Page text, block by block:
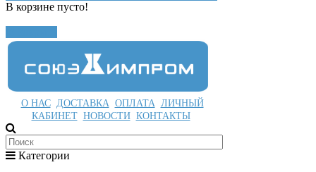
В корзине пусто!
О НАС ДОСТАВКА ОПЛАТА ЛИЧНЫЙ
КАБИНЕТ НОВОСТИ КОНТАКТЫ
Категории